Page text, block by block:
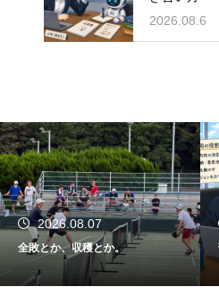
2026.08.6
2026.08.06
部下とか、上司とか。｜AIとの付
き合い方